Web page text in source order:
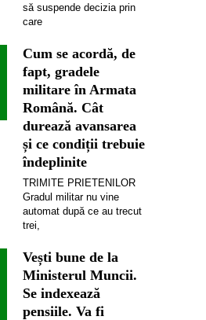
să suspende decizia prin
care
Cum se acordă, de
fapt, gradele
militare în Armata
Română. Cât
durează avansarea
și ce condiții trebuie
îndeplinite
TRIMITE PRIETENILOR
Gradul militar nu vine
automat după ce au trecut
trei,
Vești bune de la
Ministerul Muncii.
Se indexează
pensiile. Va fi